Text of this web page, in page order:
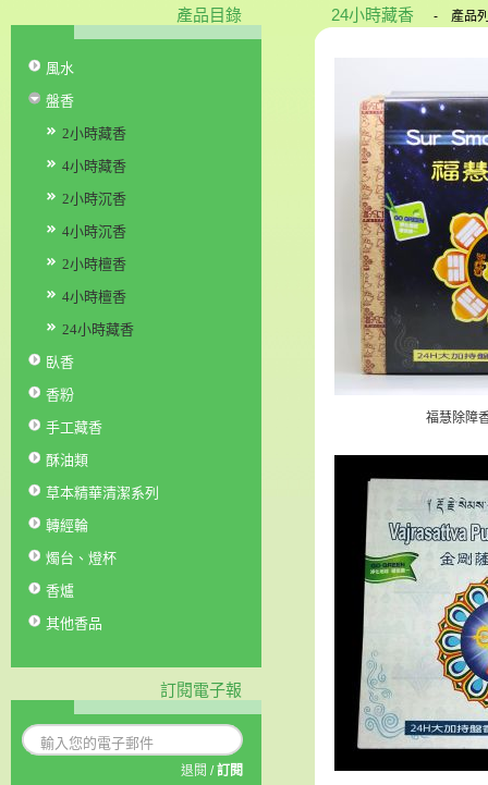
產品目錄
風水
盤香
2小時藏香
4小時藏香
2小時沉香
4小時沉香
2小時檀香
4小時檀香
24小時藏香
臥香
香粉
手工藏香
酥油類
草本精華清潔系列
轉經輪
燭台、燈杯
香爐
其他香品
訂閱電子報
退閱 /訂閱
24小時藏香 - 產品
福慧除障